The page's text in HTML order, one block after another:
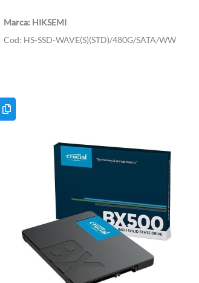
HIKSEMI
HS-SSD-WAVE(S)(STD)/480G/SATA/WW